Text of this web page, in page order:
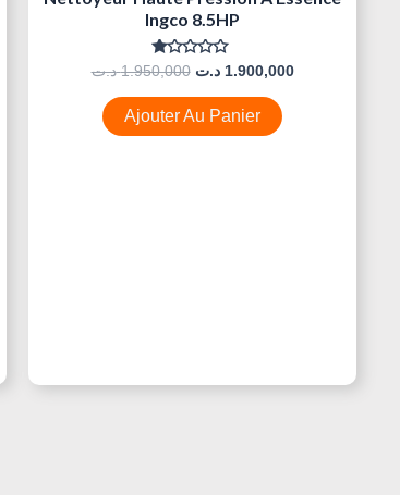
Ingco 8.5HP
Note
Sur
5
1.950,000 د.ت 1.900,000 د.ت
Ajouter Au Panier